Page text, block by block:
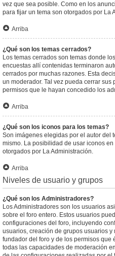
vez que sea posible. Como en los
para fijar un tema son otorgados por La
Arriba
¿Qué son los temas cerrados?
Los temas cerrados son temas donde
encuestas allí contenidas terminaron
cerrados por muchas razones. Esta
un moderador. Tal vez pueda cerrar
permisos que le hayan concedido los
Arriba
¿Qué son los iconos para los temas?
Son imágenes elegidas por el autor del
mismo. La posibilidad de usar iconos
otorgados por La Administración.
Arriba
Niveles de usuario y grupos
¿Qué son los Administradores?
Los Administradores son los usuarios
sobre el foro entero. Estos usuarios
configuraciones del foro, incluyendo
usuarios, creación de grupos usuarios y
fundador del foro y de los permisos que
todas las capacidades de moderación